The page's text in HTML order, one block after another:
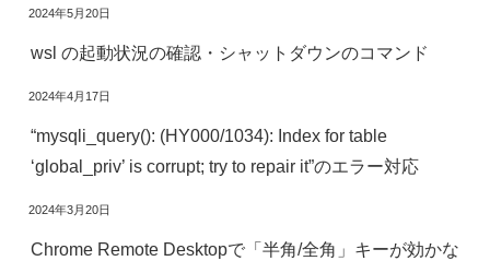
2024年5月20日
wsl の起動状況の確認・シャットダウンのコマンド
2024年4月17日
“mysqli_query(): (HY000/1034): Index for table
‘global_priv’ is corrupt; try to repair it”のエラー対応
2024年3月20日
Chrome Remote Desktopで「半角/全角」キーが効かな